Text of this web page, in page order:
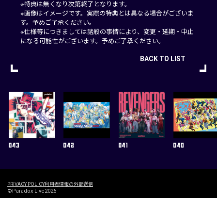
※特典は無くなり次第終了となります。
※画像はイメージです。実際の特典とは異なる場合がございま
す。予めご了承ください。
※仕様等につきましては諸般の事情により、変更・延期・中止
になる可能性がございます。予めご了承ください。
BACK TO LIST
PRIVACY POLICY利用者情報の外部送信
©Paradox Live2026